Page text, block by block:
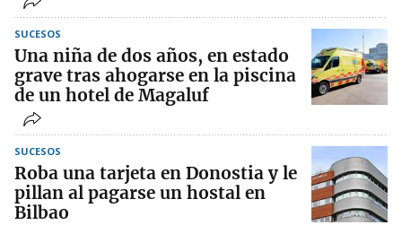
SUCESOS
Una niña de dos años, en estado
grave tras ahogarse en la piscina
de un hotel de Magaluf
SUCESOS
Roba una tarjeta en Donostia y le
pillan al pagarse un hostal en
Bilbao